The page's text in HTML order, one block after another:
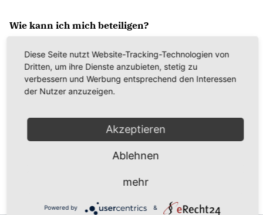
Wie kann ich mich beteiligen?
Es gibt verschiedenste Möglichkeiten sich
einzubringen, die einfachste ist uns einfach zu
kontaktieren! Wir stehen für Fragen und Anliegen
immer zur Verfügung und gerne kannst du mal bei
und ausprobieren wie die gemeinnützige Arbeit in
einer Partei so ist. Falls du Interesse haben solltest,
Diese Seite nutzt Website-Tracking-Technologien von
Dritten, um ihre Dienste anzubieten, stetig zu
verbessern und Werbung entsprechend den Interessen
der Nutzer anzuzeigen.
Akzeptieren
Ablehnen
mehr
Powered by &